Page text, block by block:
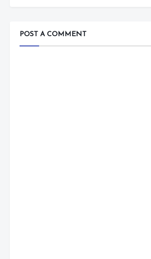
POST A COMMENT